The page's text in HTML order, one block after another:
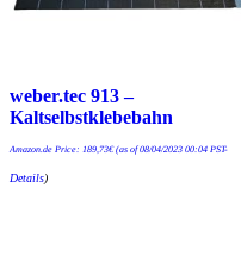
weber.tec 913 –
Kaltselbstklebebahn
Amazon.de Price: 189,73€(as of 08/04/2023 00:04 PST-
Details)